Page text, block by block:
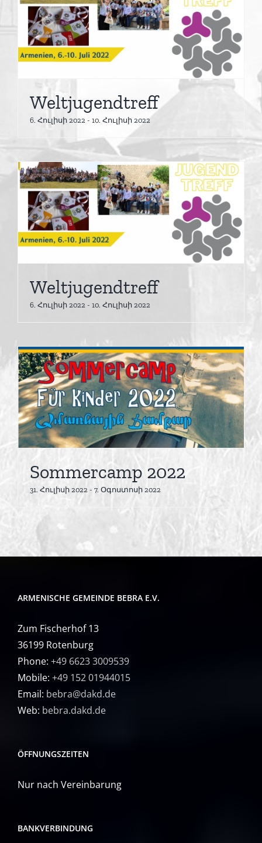
Weltjugendtreff
6. Հուլիսի 2022 - 10. Հուլիսի 2022
Weltjugendtreff
6. Հուլիսի 2022 - 10. Հուլիսի 2022
Sommercamp 2022
31. Հուլիսի 2022 - 7. Օգոստոսի 2022
ARMENISCHE GEMEINDE BEBRA E.V.
Zum Fischerhof 13
36199 Rotenburg
Phone: +49 6623 3009539
Mobile: +49 152 01944015
Email: bebra@dakd.de
Web: bebra.dakd.de
ÖFFNUNGSZEITEN
Nur nach Vereinbarung
BANKVERBINDUNG